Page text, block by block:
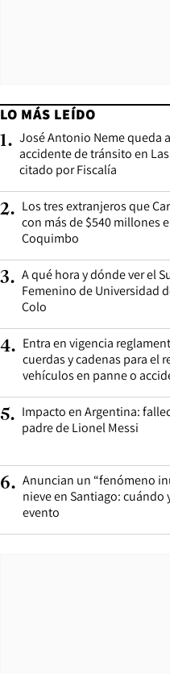
LO MÁS LEÍDO
1. José Antonio Neme queda
accidente de tránsito en
citado por Fiscalía
2. Los tres extranjeros que
con más de $540 millones
Coquimbo
3. A qué hora y dónde ver el
Femenino de Universidad
Colo
4. Entra en vigencia
cuerdas y cadenas para el
vehículos en panne o
5. Impacto en Argentina:
padre de Lionel Messi
6. Anuncian un “fenómeno
nieve en Santiago: cuándo
evento